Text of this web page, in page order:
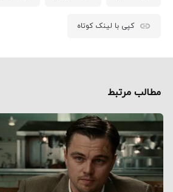
کپی با لینک کوتاه
مطالب مرتبط